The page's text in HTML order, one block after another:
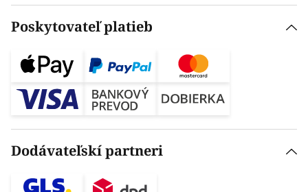
Poskytovateľ platieb
Dodávateľskí partneri